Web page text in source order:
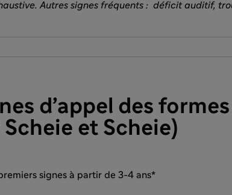
Autres signes fréquents : déficit auditif,
d’appel des
et Scheie)
signes à partir de 3-4 ans*